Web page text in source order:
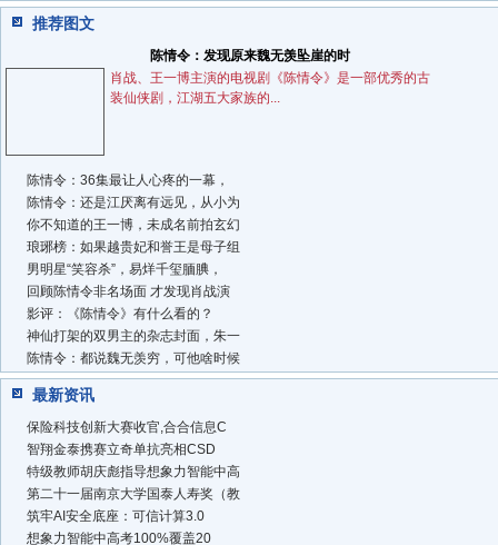
推荐图文
陈情令：发现原来魏无羡坠崖的时
肖战、王一博主演的电视剧《陈情令》是一部优秀的古
装仙侠剧，江湖五大家族的...
陈情令：36集最让人心疼的一幕，
陈情令：还是江厌离有远见，从小为
你不知道的王一博，未成名前拍玄幻
琅琊榜：如果越贵妃和誉王是母子组
男明星“笑容杀”，易烊千玺腼腆，
回顾陈情令非名场面 才发现肖战演
影评：《陈情令》有什么看的？
神仙打架的双男主的杂志封面，朱一
陈情令：都说魏无羡穷，可他啥时候
最新资讯
保险科技创新大赛收官,合合信息C
智翔金泰携赛立奇单抗亮相CSD
特级教师胡庆彪指导想象力智能中高
第二十一届南京大学国泰人寿奖（教
筑牢AI安全底座：可信计算3.0
想象力智能中高考100%覆盖20